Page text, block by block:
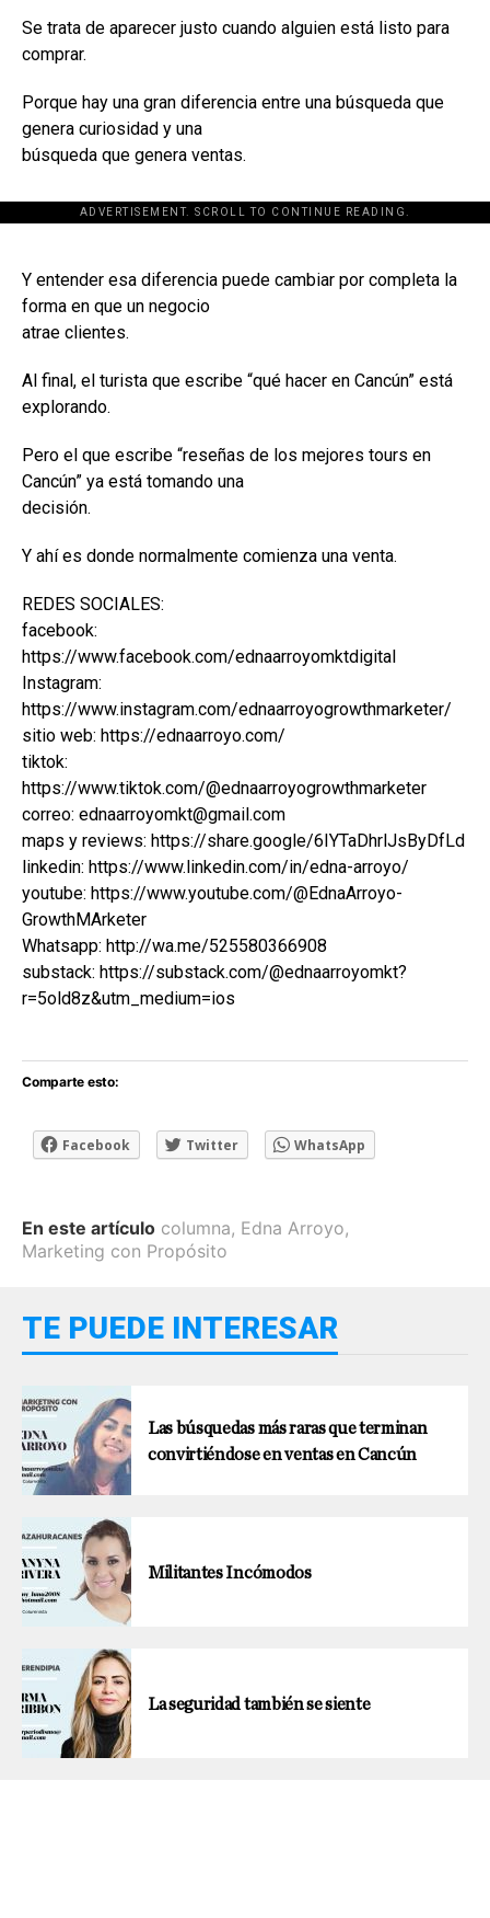
Se trata de aparecer justo cuando alguien está listo para
comprar.
Porque hay una gran diferencia entre una búsqueda que
genera curiosidad y una
búsqueda que genera ventas.
ADVERTISEMENT. SCROLL TO CONTINUE READING.
[adsforwp id="243463"]
Y entender esa diferencia puede cambiar por completa la
forma en que un negocio
atrae clientes.
Al final, el turista que escribe “qué hacer en Cancún” está
explorando.
Pero el que escribe “reseñas de los mejores tours en
Cancún” ya está tomando una
decisión.
Y ahí es donde normalmente comienza una venta.
REDES SOCIALES:
facebook:
https://www.facebook.com/ednaarroyomktdigital
Instagram:
https://www.instagram.com/ednaarroyogrowthmarketer/
sitio web: https://ednaarroyo.com/
tiktok:
https://www.tiktok.com/@ednaarroyogrowthmarketer
correo: ednaarroyomkt@gmail.com
maps y reviews: https://share.google/6IYTaDhrlJsByDfLd
linkedin: https://www.linkedin.com/in/edna-arroyo/
youtube: https://www.youtube.com/@EdnaArroyo-
GrowthMArketer
Whatsapp: http://wa.me/525580366908
substack: https://substack.com/@ednaarroyomkt?
r=5old8z&utm_medium=ios
Comparte esto:
Facebook Twitter WhatsApp
En este artículo columna, Edna Arroyo,
Marketing con Propósito
TE PUEDE INTERESAR
Las búsquedas más raras que terminan
convirtiéndose en ventas en Cancún
Militantes Incómodos
La seguridad también se siente